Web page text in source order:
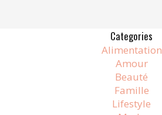
Categories
Alimentation
Amour
Beauté
Famille
Lifestyle